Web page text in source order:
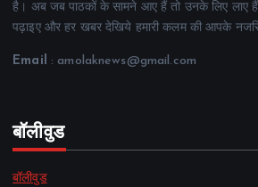
है। अब जब पाठकों के सामने आए हैं तो उनके लिए लाए
पढ़ाइए और हर खबर देखिये हमारी कलम की आपके
Email : amolaknews@gmail.com
बॉलीवुड
बॉलीवुड